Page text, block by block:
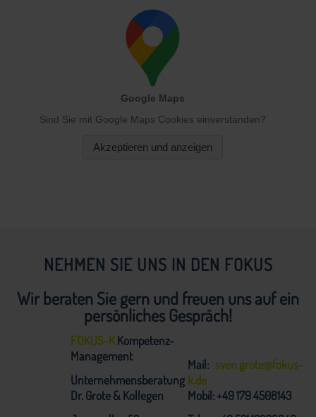
NEHMEN SIE UNS IN DEN FOKUS
Wir beraten Sie gern und freuen uns auf ein
persönliches Gespräch!
FOKUS-KKompetenz-
Management
Unternehmensberatung
Dr. Grote & Kollegen
Mail: sven.grote@fokus-
k.de
Mobil: +49 179 4508143